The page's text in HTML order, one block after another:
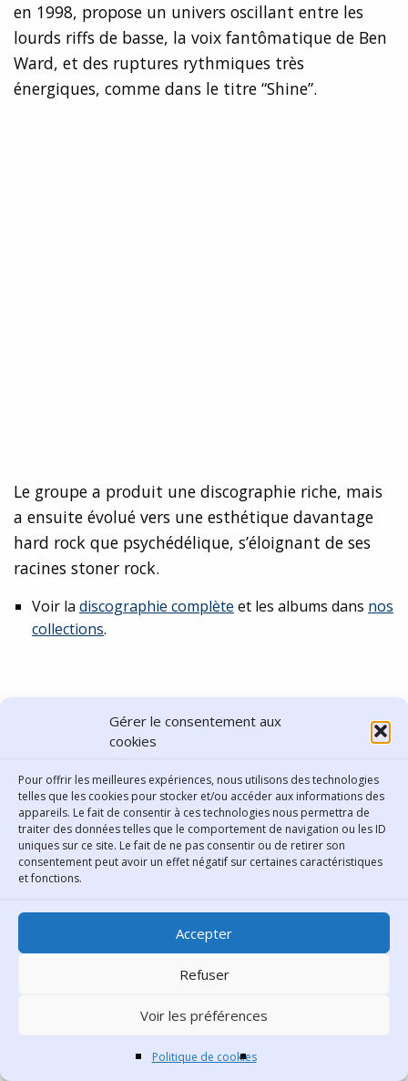
Gérer le consentement aux
cookies
Pour offrir les meilleures expériences, nous utilisons des technologies
telles que les cookies pour stocker et/ou accéder aux informations des
appareils. Le fait de consentir à ces technologies nous permettra de
traiter des données telles que le comportement de navigation ou les ID
uniques sur ce site. Le fait de ne pas consentir ou de retirer son
consentement peut avoir un effet négatif sur certaines caractéristiques
et fonctions.
Accepter
Refuser
Voir les préférences
Politique de cookies
en 1998, propose un univers oscillant entre les
lourds riffs de basse, la voix fantômatique de Ben
Ward, et des ruptures rythmiques très
énergiques, comme dans le titre “Shine”.
Le groupe a produit une discographie riche, mais
a ensuite évolué vers une esthétique davantage
hard rock que psychédélique, s’éloignant de ses
racines stoner rock.
Voir la discographie complète et les albums dans nos
collections.
Ramifications du stoner
Nous aurions pu présenter de nombreux autres
groupes de stoner rock, genre dont vous pouvez
parcourir les ramifications sur l’excellent site Every
Noise at Once.